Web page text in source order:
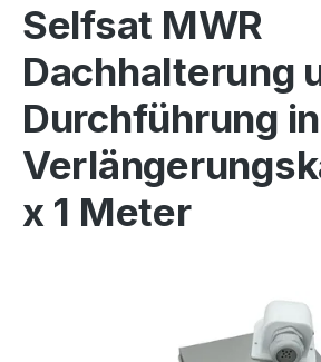
Selfsat MWR
Dachhalterung
Durchführung
x 1 Meter